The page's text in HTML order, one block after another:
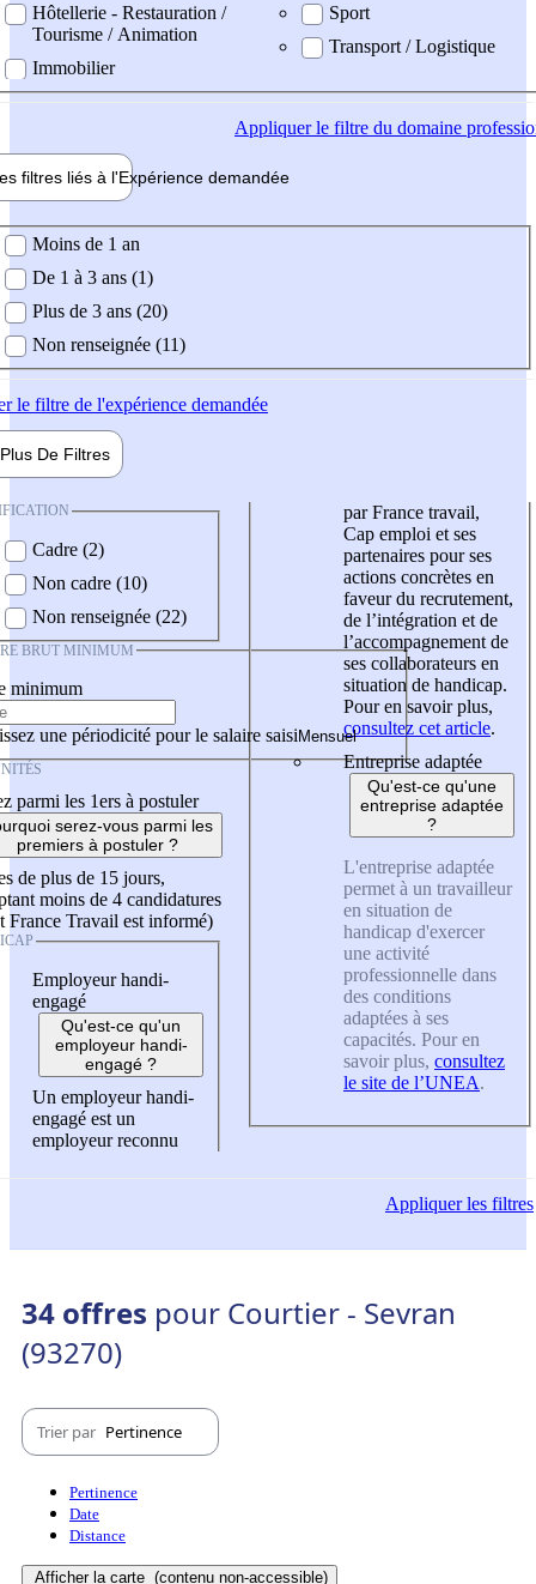
Hôtellerie - Restauration /
Tourisme / Animation
Immobilier
Sport
Transport / Logistique
Appliquerle filtre du domaine
filtres liés à l'Expérience demandée
demandée
Moins de 1 an
De 1 à 3 ans (1)
Plus de 3 ans (20)
Non renseignée (11)
le filtre de l'expérience demandée
Plus De Filtres
Cadre (2)
Non cadre (10)
Non renseignée (22)
BRUT MINIMUM
minimum
une périodicité pour le salaire saisi
parmi les 1ers à postuler
serez-vous parmi les
premiers à postuler ?
de plus de 15 jours,
moins de 4 candidatures
France Travail est informé)
Employeur handi-
engagé
Qu'est-ce qu'un
employeur handi-
engagé ?
Un employeur handi-
engagé est un
employeur reconnu
par France travail,
Cap emploi et ses
partenaires pour ses
actions concrètes en
faveur du recrutement,
de l’intégration et de
l’accompagnement de
ses collaborateurs en
situation de handicap.
Pour en savoir plus,
consultez cet article.
Entreprise adaptée
Qu'est-ce qu'une
entreprise adaptée
?
L'entreprise adaptée
permet à un travailleur
en situation de
handicap d'exercer
une activité
professionnelle dans
des conditions
adaptées à ses
capacités. Pour en
savoir plus, consultez
le site de l’UNEA.
Appliquerles filtres
34 offres pour Courtier - Sevran
(93270)
Trier par Pertinence
Pertinence
Date
Distance
Afficher la carte (contenu non-accessible)